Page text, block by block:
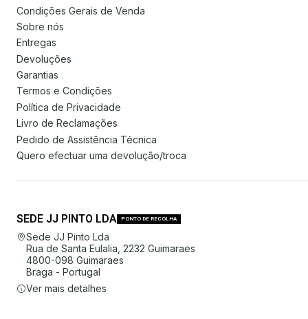
Condições Gerais de Venda
Sobre nós
Entregas
Devoluções
Garantias
Termos e Condições
Política de Privacidade
Livro de Reclamações
Pedido de Assistência Técnica
Quero efectuar uma devolução/troca
SEDE JJ PINTO LDA PONTO DE RECOLHA
Sede JJ Pinto Lda
Rua de Santa Eulalia, 2232 Guimaraes
4800-098 Guimaraes
Braga - Portugal
Ver mais detalhes